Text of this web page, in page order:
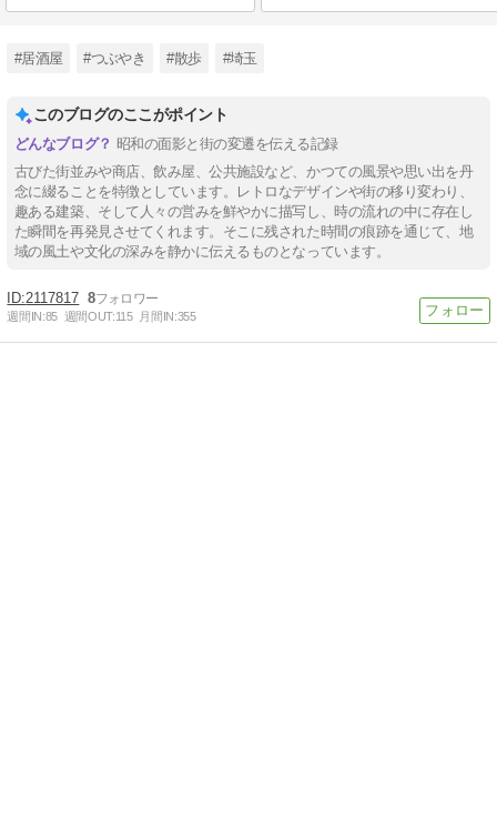
#居酒屋 #つぶやき #散歩 #埼玉
このブログのここがポイント
昭和の面影と街の変遷を伝える記録
古びた街並みや商店、飲み屋、公共施設など、かつての風景や思い出を丹
念に綴ることを特徴としています。レトロなデザインや街の移り変わり、
趣ある建築、そして人々の営みを鮮やかに描写し、時の流れの中に存在し
た瞬間を再発見させてくれます。そこに残された時間の痕跡を通じて、地
域の風土や文化の深みを静かに伝えるものとなっています。
2117817 8
週間IN:85 週間OUT:115 月間IN:355